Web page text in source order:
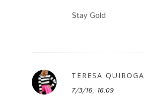
Stay Gold
TERESA QUIROGA
7/3/16, 16:09